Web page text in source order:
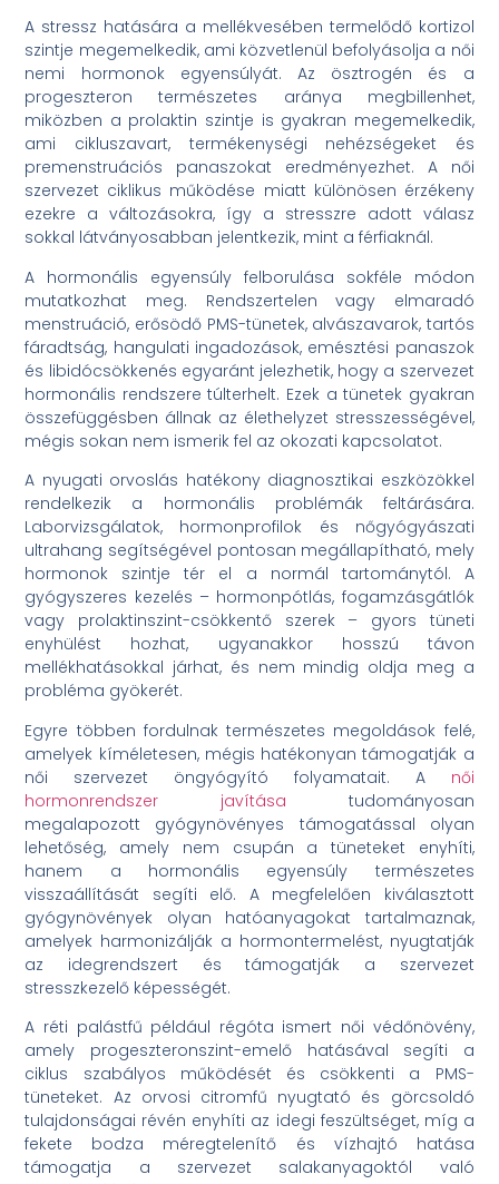
A stressz hatására a mellékvesében termelődő kortizol
szintje megemelkedik, ami közvetlenül befolyásolja a női
nemi hormonok egyensúlyát. Az ösztrogén és a
progeszteron természetes aránya megbillenhet,
miközben a prolaktin szintje is gyakran megemelkedik,
ami cikluszavart, termékenységi nehézségeket és
premenstruációs panaszokat eredményezhet. A női
szervezet ciklikus működése miatt különösen érzékeny
ezekre a változásokra, így a stresszre adott válasz
sokkal látványosabban jelentkezik, mint a férfiaknál.
A hormonális egyensúly felborulása sokféle módon
mutatkozhat meg. Rendszertelen vagy elmaradó
menstruáció, erősödő PMS-tünetek, alvászavarok, tartós
fáradtság, hangulati ingadozások, emésztési panaszok
és libidócsökkenés egyaránt jelezhetik, hogy a szervezet
hormonális rendszere túlterhelt. Ezek a tünetek gyakran
összefüggésben állnak az élethelyzet stresszességével,
mégis sokan nem ismerik fel az okozati kapcsolatot.
A nyugati orvoslás hatékony diagnosztikai eszközökkel
rendelkezik a hormonális problémák feltárására.
Laborvizsgálatok, hormonprofilok és nőgyógyászati
ultrahang segítségével pontosan megállapítható, mely
hormonok szintje tér el a normál tartománytól. A
gyógyszeres kezelés – hormonpótlás, fogamzásgátlók
vagy prolaktinszint-csökkentő szerek – gyors tüneti
enyhülést hozhat, ugyanakkor hosszú távon
mellékhatásokkal járhat, és nem mindig oldja meg a
probléma gyökerét.
Egyre többen fordulnak természetes megoldások felé,
amelyek kíméletesen, mégis hatékonyan támogatják a
női szervezet öngyógyító folyamatait. A női
hormonrendszer javítása tudományosan
megalapozott gyógynövényes támogatással olyan
lehetőség, amely nem csupán a tüneteket enyhíti,
hanem a hormonális egyensúly természetes
visszaállítását segíti elő. A megfelelően kiválasztott
gyógynövények olyan hatóanyagokat tartalmaznak,
amelyek harmonizálják a hormontermelést, nyugtatják
az idegrendszert és támogatják a szervezet
stresszkezelő képességét.
A réti palástfű például régóta ismert női védőnövény,
amely progeszteronszint-emelő hatásával segíti a
ciklus szabályos működését és csökkenti a PMS-
tüneteket. Az orvosi citromfű nyugtató és görcsoldó
tulajdonságai révén enyhíti az idegi feszültséget, míg a
fekete bodza méregtelenítő és vízhajtó hatása
támogatja a szervezet salakanyagoktól való